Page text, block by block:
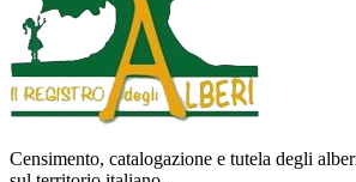
Censimento, catalogazione e tutela degli